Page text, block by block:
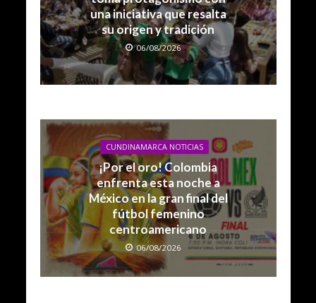
una iniciativa que resalta
su origen y tradición
06/08/2026
CUNDINAMARCA NOTICIAS
¡Por el oro! Colombia
enfrenta esta noche a
México en la gran final del
fútbol femenino
centroamericano
06/08/2026